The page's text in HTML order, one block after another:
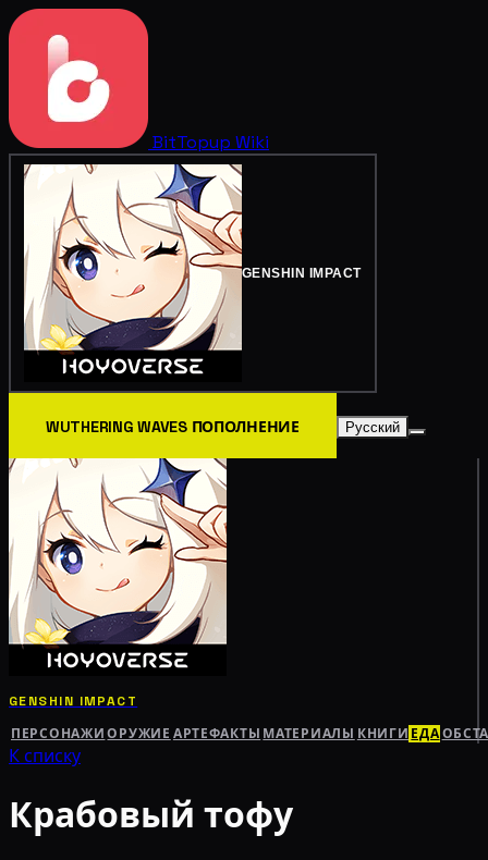
BitTopup Wiki
GENSHIN IMPACT
WUTHERING WAVES ПОПОЛНЕНИЕ Русский
GENSHIN IMPACT
ПЕРСОНАЖИ ОРУЖИЕ АРТЕФАКТЫ МАТЕРИАЛЫ КНИГИ ЕДА
К списку
Крабовый тофу